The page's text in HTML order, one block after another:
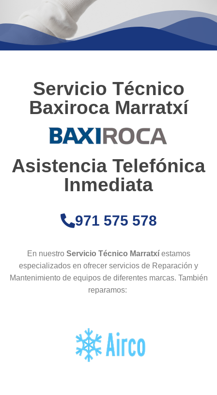
Servicio Técnico
Baxiroca Marratxí
Asistencia Telefónica
Inmediata
971 575 578
En nuestro Servicio Técnico Marratxíestamos
especializados en ofrecer servicios de Reparación y
Mantenimiento de equipos de diferentes marcas. También
reparamos: